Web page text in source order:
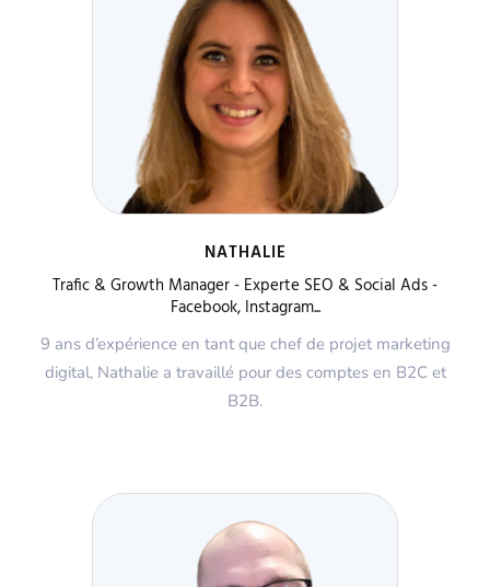
NATHALIE
Trafic & Growth Manager - Experte SEO & Social Ads -
Facebook, Instagram...
9 ans d’expérience en tant que chef de projet marketing
digital, Nathalie a travaillé pour des comptes en B2C et
B2B.